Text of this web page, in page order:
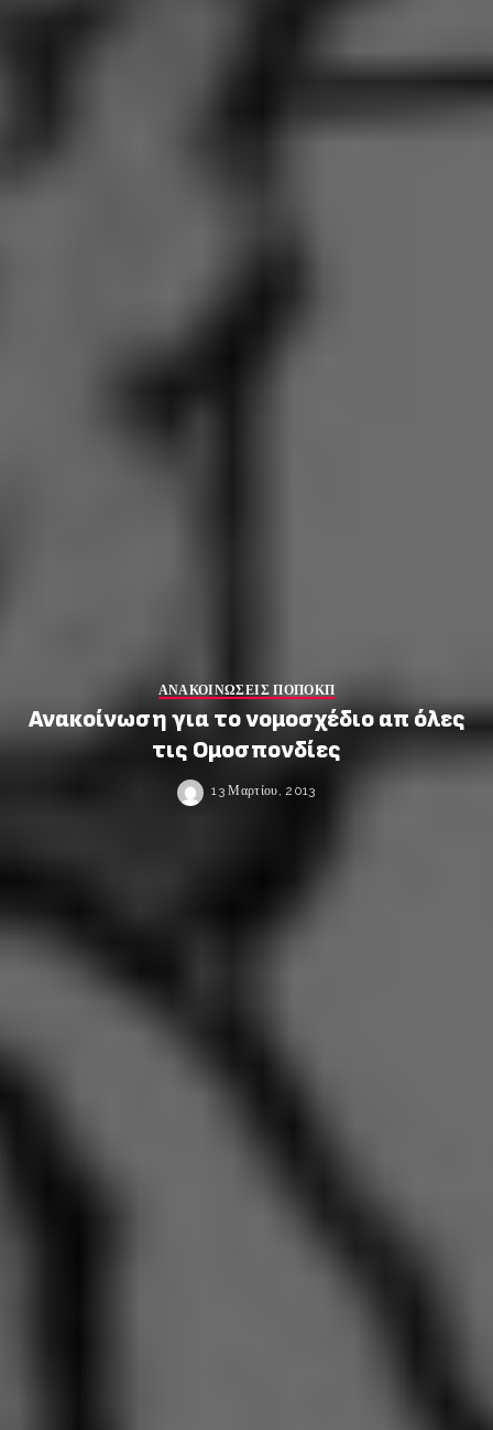
ΑΝΑΚΟΙΝΩΣΕΙΣ ΠΟΠΟΚΠ
Ανακοίνωση για το νομοσχέδιο απ όλες
τις Ομοσπονδίες
13 Μαρτίου, 2013